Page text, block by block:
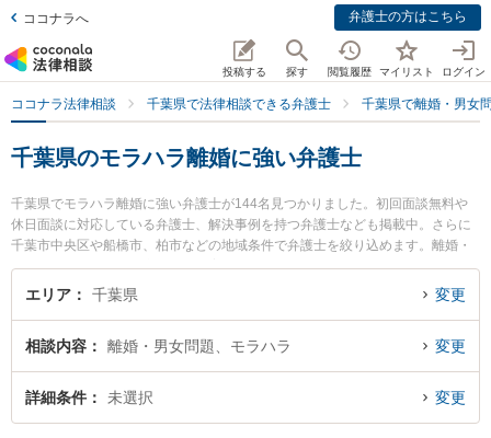
ココナラへ 弁護士の方はこちら
投稿する 探す 閲覧履歴 マイリスト ログイン
ココナラ法律相談 千葉県で法律相談できる弁護士 千葉県で離婚・男女
千葉県のモラハラ離婚に強い弁護士
千葉県でモラハラ離婚に強い弁護士が144名見つかりました。初回面談無料や
休日面談に対応している弁護士、解決事例を持つ弁護士なども掲載中。さらに
千葉市中央区や船橋市、柏市などの地域条件で弁護士を絞り込めます。離婚・
男女問題に関係する財産分与や養育費、親権等の細かな分野での絞り込み検索
もでき便利です。特にネクスパート法律事務所 西船橋オフィスの藤澤 周平弁護
す。『千葉県で土日や夜間に発生したモラハラ離婚のトラブルを今すぐに弁護
士に相談したい』『モラハラ離婚のトラブル解決の実績豊富な近くの弁護士を
検索したい』『初回相談無料でモラハラ離婚を法律相談できる千葉県内の弁護
エリア 千葉県 変更
相談内容 離婚・男女問題、モラハラ 変更
詳細条件 未選択 変更